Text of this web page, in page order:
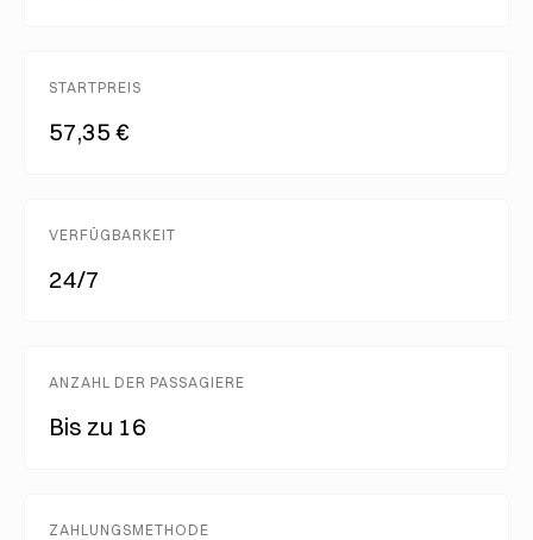
STARTPREIS
57,35 €
VERFÜGBARKEIT
24/7
ANZAHL DER PASSAGIERE
Bis zu 16
ZAHLUNGSMETHODE